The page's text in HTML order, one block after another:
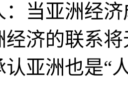
：当亚洲经
经济的联系
亚洲也是“